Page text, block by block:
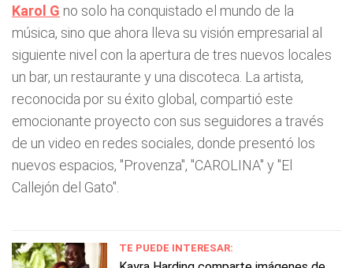
Karol G no solo ha conquistado el mundo de la
música, sino que ahora lleva su visión empresarial al
siguiente nivel con la apertura de tres nuevos locales
un bar, un restaurante y una discoteca. La artista,
reconocida por su éxito global, compartió este
emocionante proyecto con sus seguidores a través
de un video en redes sociales, donde presentó los
nuevos espacios, "Provenza", "CAROLINA" y "El
Callejón del Gato".
TE PUEDE INTERESAR: